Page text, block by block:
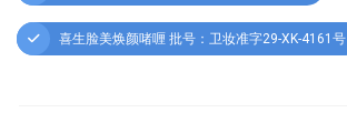
喜生脸美焕颜啫喱 批号：卫妆准字29-XK-4161号